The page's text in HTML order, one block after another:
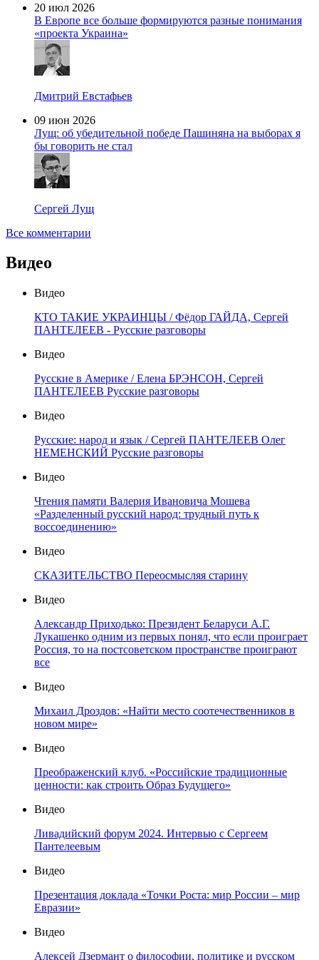
20 июл 2026
В Европе все больше формируются разные понимания
«проекта Украина»
Дмитрий Евстафьев
09 июн 2026
Лущ: об убедительной победе Пашиняна на выборах я
бы говорить не стал
Сергей Лущ
Все комментарии
Видео
Видео
КТО ТАКИЕ УКРАИНЦЫ / Фёдор ГАЙДА, Сергей
ПАНТЕЛЕЕВ - Русские разговоры
Видео
Русские в Америке / Елена БРЭНСОН, Сергей
ПАНТЕЛЕЕВ Русские разговоры
Видео
Русские: народ и язык / Сергей ПАНТЕЛЕЕВ Олег
НЕМЕНСКИЙ Русские разговоры
Видео
Чтения памяти Валерия Ивановича Мошева
«Разделенный русский народ: трудный путь к
воссоединению»
Видео
СКАЗИТЕЛЬСТВО Переосмысляя старину
Видео
Александр Приходько: Президент Беларуси А.Г.
Лукашенко одним из первых понял, что если проиграет
Россия, то на постсоветском пространстве проиграют
все
Видео
Михаил Дроздов: «Найти место соотечественников в
новом мире»
Видео
Преображенский клуб. «Российские традиционные
ценности: как строить Образ Будущего»
Видео
Ливадийский форум 2024. Интервью с Сергеем
Пантелеевым
Видео
Презентация доклада «Точки Роста: мир России – мир
Евразии»
Видео
Алексей Дзермант о философии, политике и русском